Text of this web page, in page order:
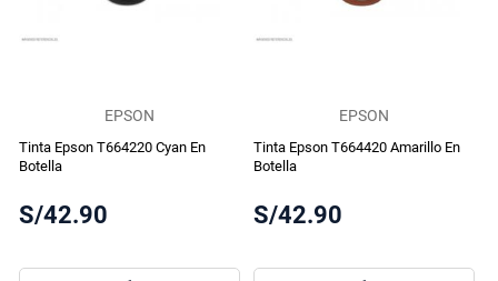
EPSON
Tinta Epson T664220 Cyan En
Botella
S/42.90
EPSON
Tinta Epson T664420 Amarillo En
Botella
S/42.90